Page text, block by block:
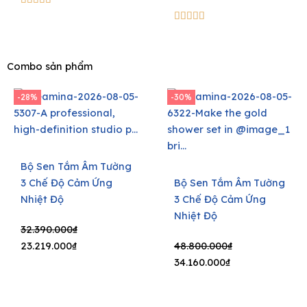
    
Combo sản phẩm
-28%
Bộ Sen Tắm Âm Tường
3 Chế Độ Cảm Ứng
Nhiệt Độ
32.390.000₫
Original
price
23.219.000₫
Current
price
-30%
Bộ Sen Tắm Âm Tường
3 Chế Độ Cảm Ứng
Nhiệt Độ
48.800.000₫
Original
price
34.160.000₫
Current
price